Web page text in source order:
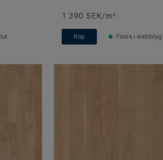
1 390 SEK/m²
Köp Finns i